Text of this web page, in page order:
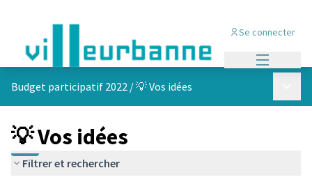
Se connecter
Budget participatif 2022 /💡 Vos idées
💡 Vos idées
Filtrer et rechercher